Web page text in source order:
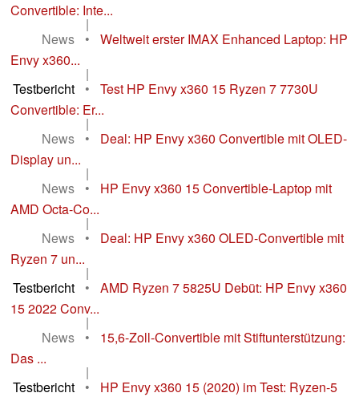
Convertible: Inte...
|
News
•
Weltweit erster IMAX Enhanced Laptop: HP
Envy x360...
|
Testbericht
•
Test HP Envy x360 15 Ryzen 7 7730U
Convertible: Er...
|
News
•
Deal: HP Envy x360 Convertible mit OLED-
Display un...
|
News
•
HP Envy x360 15 Convertible-Laptop mit
AMD Octa-Co...
|
News
•
Deal: HP Envy x360 OLED-Convertible mit
Ryzen 7 un...
|
Testbericht
•
AMD Ryzen 7 5825U Debüt: HP Envy x360
15 2022 Conv...
|
News
•
15,6-Zoll-Convertible mit Stiftunterstützung:
Das ...
|
Testbericht
•
HP Envy x360 15 (2020) im Test: Ryzen-5